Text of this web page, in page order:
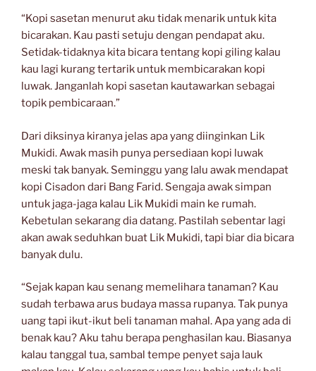
“Kopi sasetan menurut aku tidak menarik untuk kita
bicarakan. Kau pasti setuju dengan pendapat aku.
Setidak-tidaknya kita bicara tentang kopi giling kalau
kau lagi kurang tertarik untuk membicarakan kopi
luwak. Janganlah kopi sasetan kautawarkan sebagai
topik pembicaraan.”
Dari diksinya kiranya jelas apa yang diinginkan Lik
Mukidi. Awak masih punya persediaan kopi luwak
meski tak banyak. Seminggu yang lalu awak mendapat
kopi Cisadon dari Bang Farid. Sengaja awak simpan
untuk jaga-jaga kalau Lik Mukidi main ke rumah.
Kebetulan sekarang dia datang. Pastilah sebentar lagi
akan awak seduhkan buat Lik Mukidi, tapi biar dia bicara
banyak dulu.
“Sejak kapan kau senang memelihara tanaman? Kau
sudah terbawa arus budaya massa rupanya. Tak punya
uang tapi ikut-ikut beli tanaman mahal. Apa yang ada di
benak kau? Aku tahu berapa penghasilan kau. Biasanya
kalau tanggal tua, sambal tempe penyet saja lauk